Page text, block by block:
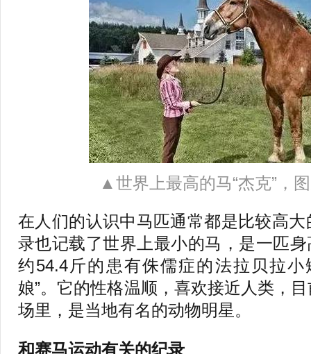
▲世界上最高的马“杰克”，
在人们的认识中马匹通常都是比较高
录也记载了世界上最小的马，是一匹
约54.4斤的患有侏儒症的法拉贝拉
娘”。它的性格温顺，喜欢接近人类，
场里，是当地有名的动物明星。
和赛马运动有关的纪录